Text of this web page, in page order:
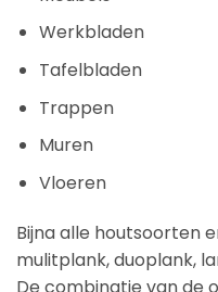
Werkbladen
Tafelbladen
Trappen
Muren
Vloeren
Bijna alle houtsoorten
mulitplank, duoplank,
De combinatie van de